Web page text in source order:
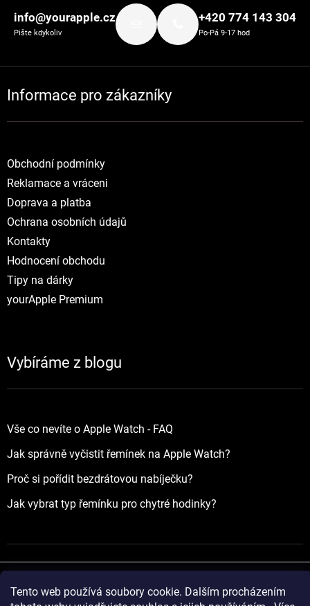
Tento web používá soubory cookie. Dalším procházením
info@yourapple.cz
Pište kdykoliv
+420 774 143 304
Po-Pá 9-17 hod
Informace pro zákazníky
Obchodní podmínky
Reklamace a vráceni
Doprava a platba
Ochrana osobních údajů
Kontakty
Hodnocení obchodu
Tipy na dárky
yourApple Premium
Vybíráme z blogu
Vše co nevíte o Apple Watch - FAQ
Jak správně vyčistit řemínek na Apple Watch?
Proč si pořídit bezdrátovou nabíječku?
Jak vybrat typ řemínku pro chytré hodinky?
Vytvořil Shoptet